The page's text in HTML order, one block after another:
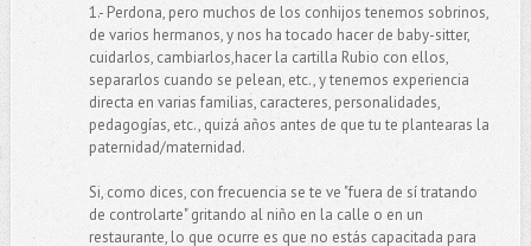
1.- Perdona, pero muchos de los conhijos tenemos sobrinos,
de varios hermanos, y nos ha tocado hacer de baby-sitter,
cuidarlos, cambiarlos,hacer la cartilla Rubio con ellos,
separarlos cuando se pelean, etc., y tenemos experiencia
directa en varias familias, caracteres, personalidades,
pedagogías, etc., quizá años antes de que tu te plantearas la
paternidad/maternidad.
Si, como dices, con frecuencia se te ve "fuera de sí tratando
de controlarte" gritando al niño en la calle o en un
restaurante, lo que ocurre es que no estás capacitada para